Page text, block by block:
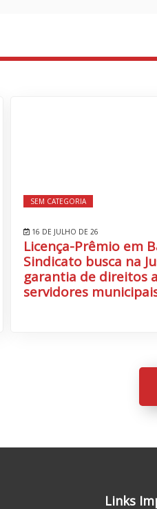
SEM CATEGORIA
16 DE JULHO DE 26
Licença-Prêmio em
Sindicato busca na
garantia de direitos
servidores
Links